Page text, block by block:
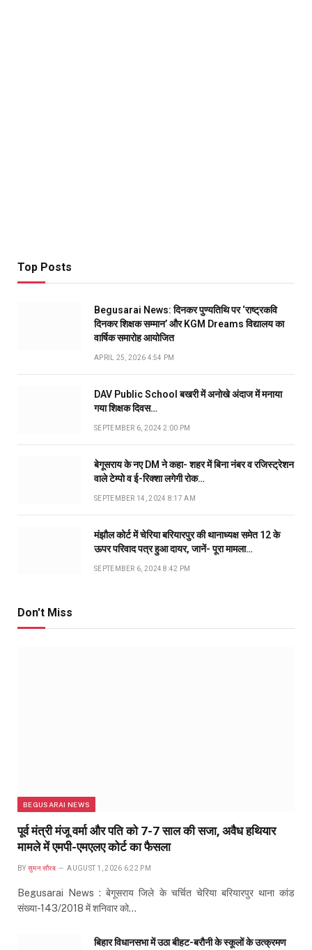
Top Posts
Begusarai News: दिनकर पुण्यतिथि पर ‘राष्ट्रकवि
दिनकर शिक्षक सम्मान’ और KGM Dreams विद्यालय का
वार्षिक समारोह आयोजित
APRIL 25, 2026 4:54 PM
DAV Public School बखरी में अनोखे अंदाज में मनाया
गया शिक्षक दिवस…
SEPTEMBER 6, 2024 2:00 PM
बेगूसराय के नए DM ने कहा- शहर में बिना नंबर व रजिस्ट्रेशन
वाले टेम्पो व ई-रिक्शा लगेगी रोक…
SEPTEMBER 14, 2024 8:17 AM
मंझौल कोर्ट में चेरिया बरियारपुर की थानाध्यक्ष समेत 12 के
ऊपर परिवाद पत्र हुआ दायर, जानें- पूरा मामला…
SEPTEMBER 6, 2024 8:42 PM
Don't Miss
BEGUSARAI NEWS
पूर्व मंत्री मंजू वर्मा और पति को 7-7 साल की सजा, अवैध हथियार
मामले में एमपी-एमएलए कोर्ट का फैसला
BY सुमन सौरब AUGUST 1, 2026 6:22 PM
Begusarai News : बेगूसराय जिले के चर्चित चेरिया बरियारपुर थाना कांड
संख्या-143/2018 में शनिवार को…
बिहार विधानसभा में उठा बीहट-बरौनी के स्कूलों के उत्क्रमण